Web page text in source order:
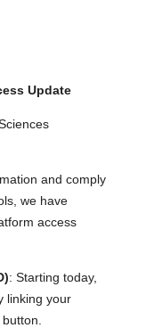
Update
and comply
we have
access
: Starting today,
linking your